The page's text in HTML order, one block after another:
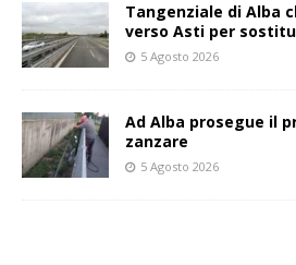
Tangenziale di Alba
verso Asti per
5 Agosto 2026
Ad Alba prosegue il
zanzare
5 Agosto 2026